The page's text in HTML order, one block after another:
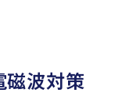
磁波対策